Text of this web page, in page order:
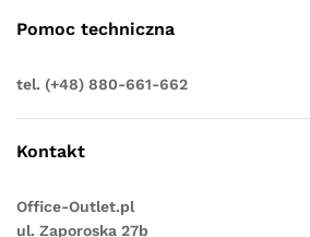
Pomoc techniczna
tel. (+48) 880-661-662
Kontakt
Office-Outlet.pl
ul. Zaporoska 27b